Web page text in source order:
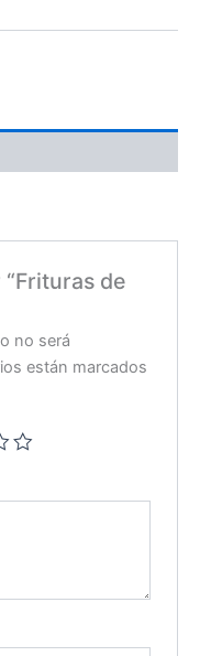
de
no será
están marcados